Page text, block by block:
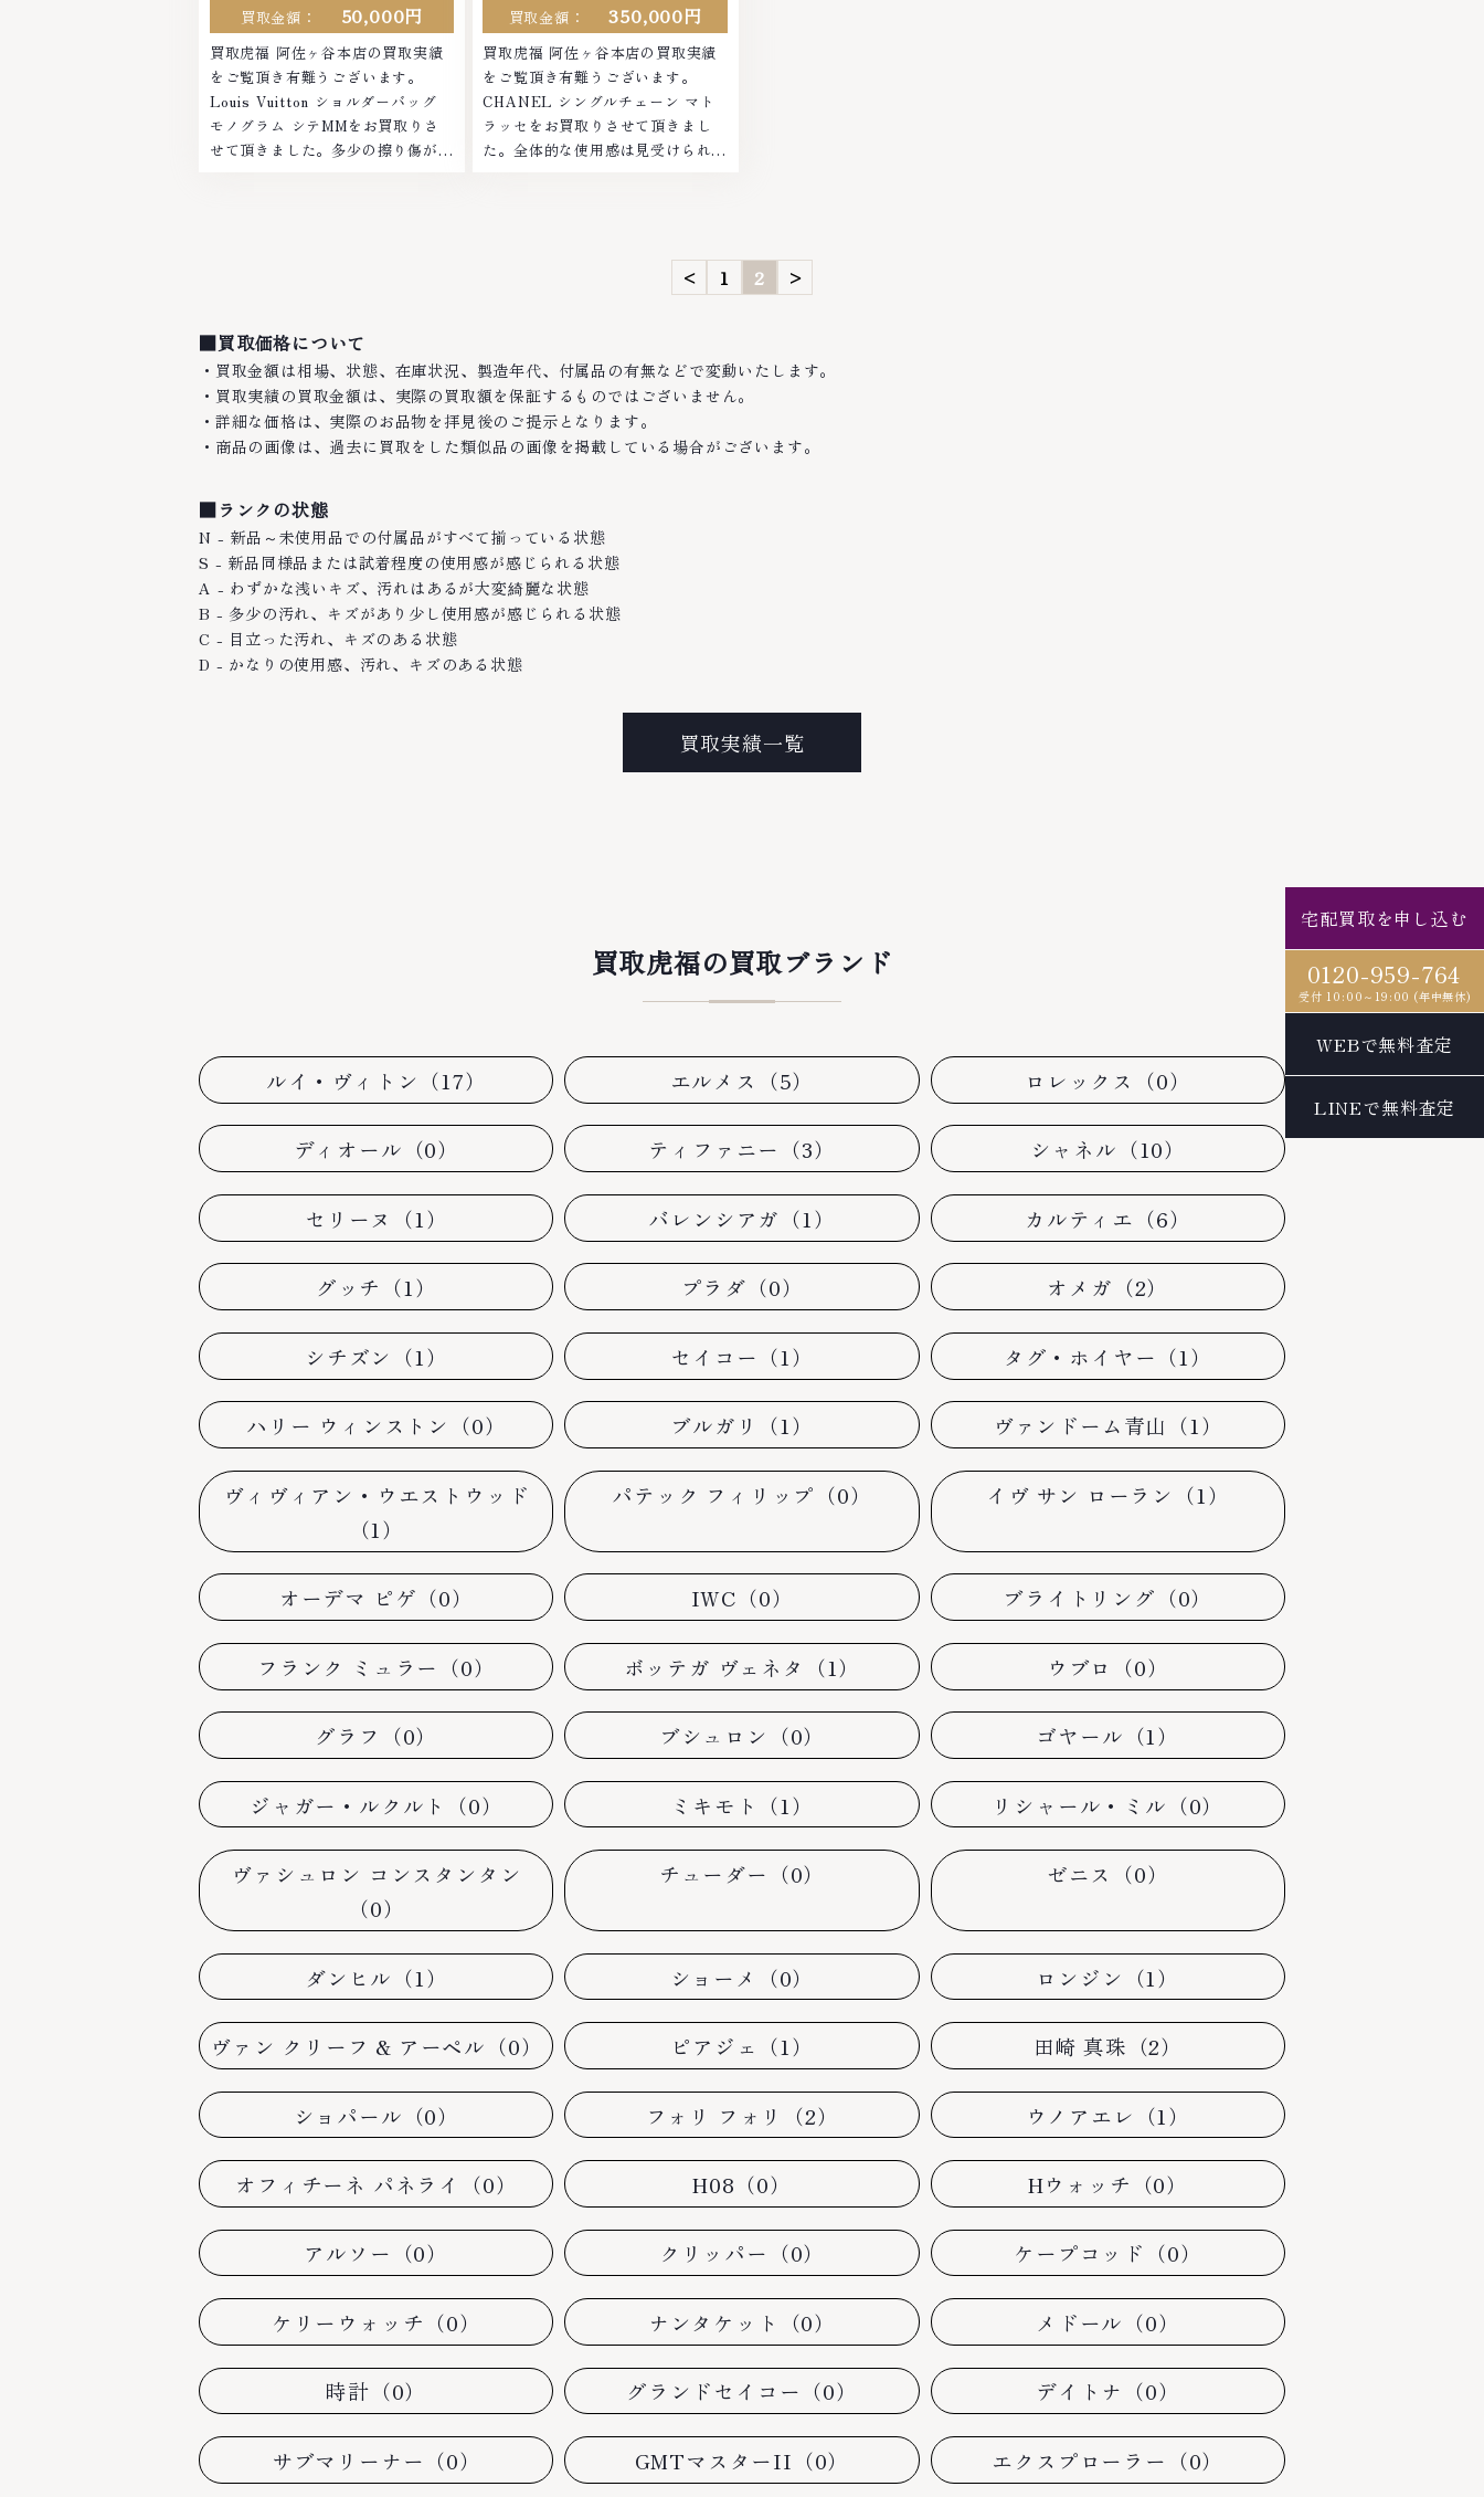
買取金額：
50,000円
買取虎福 阿佐ヶ谷本店の買取実績
をご覧頂き有難うございます。
Louis Vuitton ショルダーバッグ
モノグラム シテMMをお買取りさ
せて頂きました。多少の擦り傷がご
買取金額：
350,000円
買取虎福 阿佐ヶ谷本店の買取実績
をご覧頂き有難うございます。
CHANEL シングルチェーン マト
ラッセをお買取りさせて頂きまし
た。全体的な使用感は見受けられま
< 1 2 >
■買取価格について
・買取金額は相場、状態、在庫状況、製造年代、付属品の有無などで変動いたします。
・買取実績の買取金額は、実際の買取額を保証するものではございません。
・詳細な価格は、実際のお品物を拝見後のご提示となります。
・商品の画像は、過去に買取をした類似品の画像を掲載している場合がございます。
■ランクの状態
N - 新品～未使用品での付属品がすべて揃っている状態
S - 新品同様品または試着程度の使用感が感じられる状態
A - わずかな浅いキズ、汚れはあるが大変綺麗な状態
B - 多少の汚れ、キズがあり少し使用感が感じられる状態
C - 目立った汚れ、キズのある状態
D - かなりの使用感、汚れ、キズのある状態
買取実績一覧
買取虎福の買取ブランド
ルイ・ヴィトン（17） エルメス（5） ロレックス（0）
ディオール（0） ティファニー（3） シャネル（10）
セリーヌ（1） バレンシアガ（1） カルティエ（6）
グッチ（1） プラダ（0） オメガ（2）
シチズン（1） セイコー（1） タグ・ホイヤー（1）
ハリー ウィンストン（0） ブルガリ（1） ヴァンドーム青山（1）
ヴィヴィアン・ウエストウッド
（1）
パテック フィリップ（0） イヴ サン ローラン（1）
オーデマ ピゲ（0） IWC（0） ブライトリング（0）
フランク ミュラー（0） ボッテガ ヴェネタ（1） ウブロ（0）
グラフ（0） ブシュロン（0） ゴヤール（1）
ジャガー・ルクルト（0） ミキモト（1） リシャール・ミル（0）
ヴァシュロン コンスタンタン
（0）
チューダー（0） ゼニス（0）
ダンヒル（1） ショーメ（0） ロンジン（1）
ヴァン クリーフ & アーペル（0） ピアジェ（1） 田崎 真珠（2）
ショパール（0） フォリ フォリ（2） ウノアエレ（1）
オフィチーネ パネライ（0） H08（0） Hウォッチ（0）
アルソー（0） クリッパー（0） ケープコッド（0）
ケリーウォッチ（0） ナンタケット（0） メドール（0）
時計（0） グランドセイコー（0） デイトナ（0）
サブマリーナー（0） GMTマスターII（0） エクスプローラー（0）
宅配買取を申し込む
0120-959-764
受付 10:00～19:00 (年中無休)